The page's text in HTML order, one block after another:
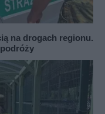
na drogach regionu.